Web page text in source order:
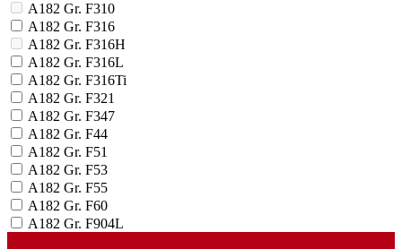
A182 Gr. F310
A182 Gr. F316
A182 Gr. F316H
A182 Gr. F316L
A182 Gr. F316Ti
A182 Gr. F321
A182 Gr. F347
A182 Gr. F44
A182 Gr. F51
A182 Gr. F53
A182 Gr. F55
A182 Gr. F60
A182 Gr. F904L